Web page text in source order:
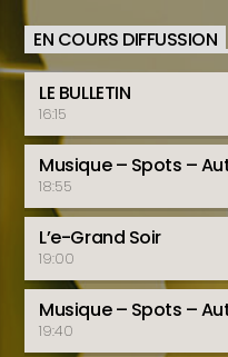
EN COURS DIFFUSSION
LE BULLETIN
16:15
Musique – Spots –
18:55
L’e-Grand Soir
19:00
Musique – Spots –
19:40